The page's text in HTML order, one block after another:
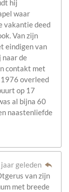
hij
waar
vakantie deed
Van zijn
eindigen van
de
contakt met
overleed
op 17
al bijna 60
naastenliefde
jaar geleden
van zijn
met breede